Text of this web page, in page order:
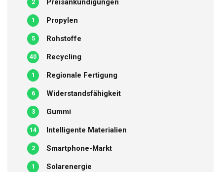
Preisankündigungen
2
Propylen
1
Rohstoffe
5
Recycling
40
Regionale Fertigung
1
Widerstandsfähigkeit
6
Gummi
3
Intelligente Materialien
14
Smartphone-Markt
2
Solarenergie
1